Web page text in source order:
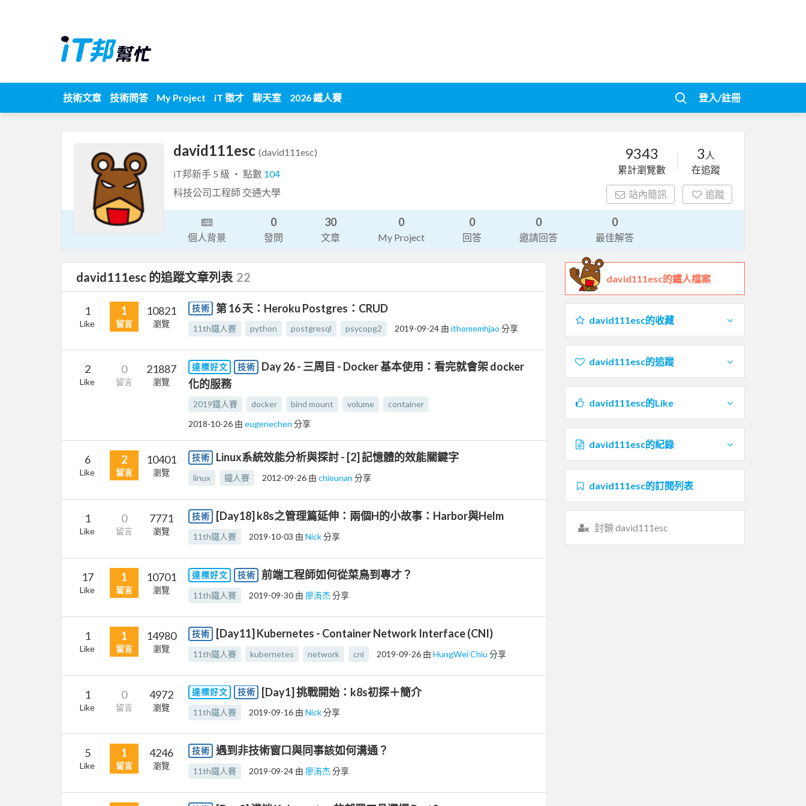
技術文章 技術問答 My Project iT 徵才 聊天室 2026 鐵人賽 登入/註冊
david111esc (david111esc)
iT邦新手 5 級 ‧ 點數 104
科技公司工程師 交通大學
9343
累計瀏覽數
3 人
在追蹤
站內簡訊 追蹤
個人背景
0
發問
30
文章
0
My Project
0
回答
0
邀請回答
0
最佳解答
david111esc 的追蹤文章列表 22
1
Like
1
留言
10821
瀏覽
技術 第 16 天：Heroku Postgres：CRUD
11th鐵人賽 python postgresql psycopg2 2019-09-24 由 ithomemhjao 分享
2
Like
0
留言
21887
瀏覽
達標好文 技術
Day 26 - 三周目 - Docker 基本使用：看完就會架 docker
化的服務
2019鐵人賽 docker bind mount volume
container
2018-10-26 由 eugenechen 分享
6
Like
2
留言
10401
瀏覽
技術 Linux系統效能分析與探討 - [2] 記憶體的效能關鍵字
linux 鐵人賽 2012-09-26 由 chiounan 分享
1
Like
0
留言
7771
瀏覽
技術 [Day18] k8s之管理篇延伸：兩個H的小故事：Harbor與Helm
11th鐵人賽 2019-10-03 由 Nick分享
17
Like
1
留言
10701
瀏覽
達標好文 技術 前端工程師如何從菜鳥到專才？
11th鐵人賽 2019-09-30 由 廖洧杰 分享
1
Like
1
留言
14980
瀏覽
技術 [Day11] Kubernetes - Container Network Interface (CNI)
11th鐵人賽 kubernetes network cni 2019-09-26 由 HungWei Chiu 分享
1
Like
0
留言
4972
瀏覽
達標好文 技術 [Day1] 挑戰開始：k8s初探＋簡介
11th鐵人賽 2019-09-16 由 Nick分享
5
Like
1
留言
4246
瀏覽
技術 遇到非技術窗口與同事該如何溝通？
11th鐵人賽 2019-09-24 由 廖洧杰 分享
david111esc的鐵人檔案
david111esc的收藏
david111esc的追蹤
david111esc的Like
david111esc的紀錄
david111esc的訂閱列表
封鎖 david111esc